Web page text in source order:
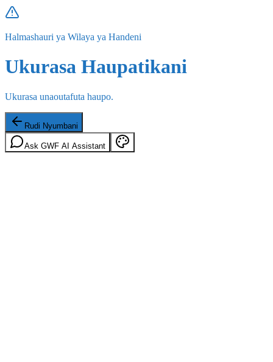
Halmashauri ya Wilaya ya Handeni
Ukurasa Haupatikani
Ukurasa unaoutafuta haupo.
Rudi Nyumbani
Ask GWF AI Assistant